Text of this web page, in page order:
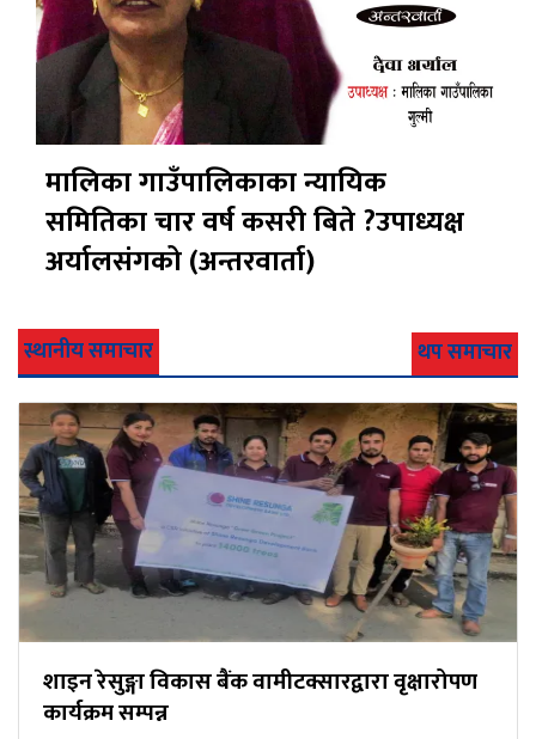
मालिका गाउँपालिकाका न्यायिक
समितिका चार वर्ष कसरी बिते ?उपाध्यक्ष
अर्यालसंंगको (अन्तरवार्ता)
स्थानीय समाचार थप समाचार
शाइन रेसुङ्गा विकास बैंक वामीटक्सारद्वारा वृक्षारोपण
कार्यक्रम सम्पन्न